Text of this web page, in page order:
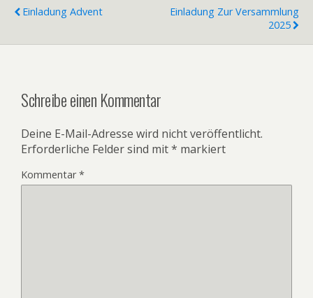
Einladung Advent
Einladung Zur Versammlung
2025
Schreibe einen Kommentar
Deine E-Mail-Adresse wird nicht veröffentlicht.
Erforderliche Felder sind mit* markiert
Kommentar*